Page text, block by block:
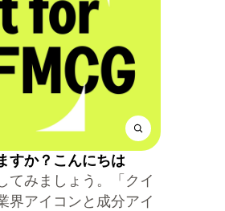
すか？こんにちは
てみましょう。「クイ
界アイコンと成分アイ